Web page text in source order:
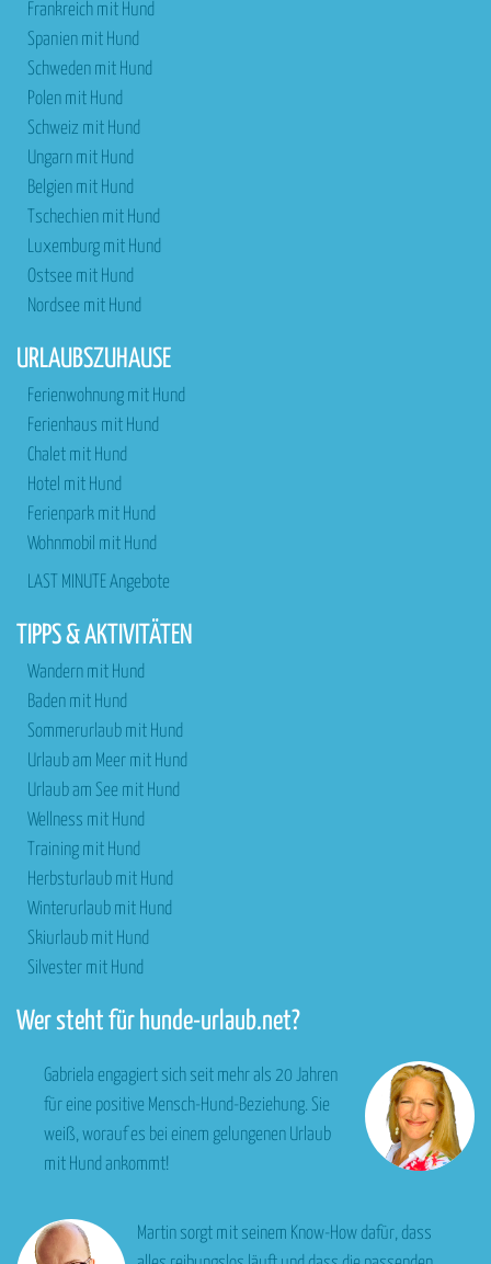
Frankreich mit Hund
Spanien mit Hund
Schweden mit Hund
Polen mit Hund
Schweiz mit Hund
Ungarn mit Hund
Belgien mit Hund
Tschechien mit Hund
Luxemburg mit Hund
Ostsee mit Hund
Nordsee mit Hund
URLAUBSZUHAUSE
Ferienwohnung mit Hund
Ferienhaus mit Hund
Chalet mit Hund
Hotel mit Hund
Ferienpark mit Hund
Wohnmobil mit Hund
LAST MINUTE Angebote
TIPPS & AKTIVITÄTEN
Wandern mit Hund
Baden mit Hund
Sommerurlaub mit Hund
Urlaub am Meer mit Hund
Urlaub am See mit Hund
Wellness mit Hund
Training mit Hund
Herbsturlaub mit Hund
Winterurlaub mit Hund
Skiurlaub mit Hund
Silvester mit Hund
Wer steht für hunde-urlaub.net?
Gabriela engagiert sich seit mehr als 20 Jahren
für eine positive Mensch-Hund-Beziehung. Sie
weiß, worauf es bei einem gelungenen Urlaub
mit Hund ankommt!
Martin sorgt mit seinem Know-How dafür, dass